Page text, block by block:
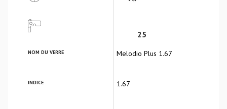
25
NOM DU VERRE Melodio Plus 1.67
INDICE 1.67